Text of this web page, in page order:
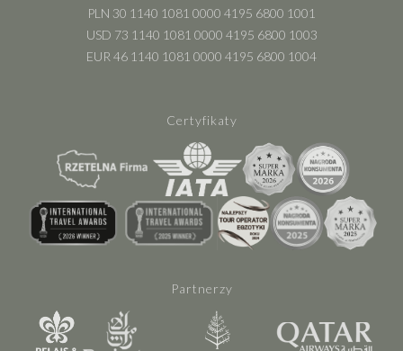
PLN 30 1140 1081 0000 4195 6800 1001
USD 73 1140 1081 0000 4195 6800 1003
EUR 46 1140 1081 0000 4195 6800 1004
Certyfikaty
Partnerzy